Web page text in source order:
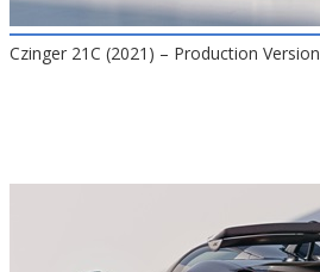
Czinger 21C (2021) – Production Version